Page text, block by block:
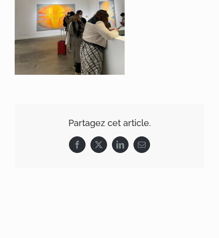
Partagez cet article.
Facebook
X LinkedInEmail